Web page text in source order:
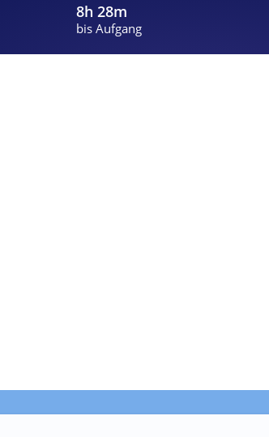
8h 28m
bis Aufgang